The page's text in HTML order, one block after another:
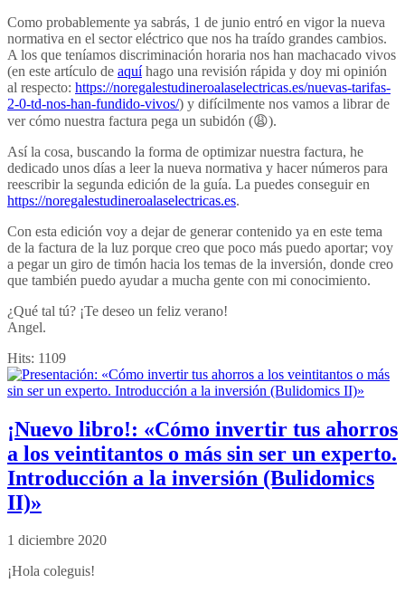
Como probablemente ya sabrás, 1 de junio entró en vigor la nueva
normativa en el sector eléctrico que nos ha traído grandes cambios.
A los que teníamos discriminación horaria nos han machacado vivos
(en este artículo de aquíhago una revisión rápida y doy mi opinión
al respecto: https://noregalestudineroalaselectricas.es/nuevas-tarifas-
2-0-td-nos-han-fundido-vivos/) y difícilmente nos vamos a librar de
ver cómo nuestra factura pega un subidón (😩).
Así la cosa, buscando la forma de optimizar nuestra factura, he
dedicado unos días a leer la nueva normativa y hacer números para
reescribir la segunda edición de la guía. La puedes conseguir en
https://noregalestudineroalaselectricas.es.
Con esta edición voy a dejar de generar contenido ya en este tema
de la factura de la luz porque creo que poco más puedo aportar; voy
a pegar un giro de timón hacia los temas de la inversión, donde creo
que también puedo ayudar a mucha gente con mi conocimiento.
¿Qué tal tú? ¡Te deseo un feliz verano!
Angel.
Hits: 1109
¡Nuevo libro!: «Cómo invertir tus ahorros
a los veintitantos o más sin ser un experto.
Introducción a la inversión (Bulidomics
II)»
1 diciembre 2020
¡Hola coleguis!